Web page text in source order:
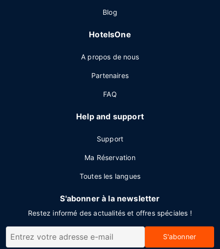
Blog
HotelsOne
A propos de nous
Partenaires
FAQ
Help and support
Support
Ma Réservation
Toutes les langues
S'abonner à la newsletter
Restez informé des actualités et offres spéciales !
S'abonner